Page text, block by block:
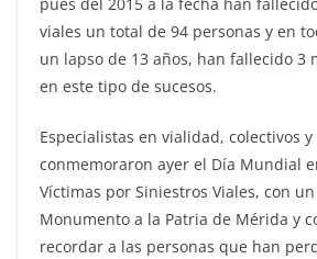
pues del 2015 a la fecha han
viales un total de 94 personas y en
un lapso de 13 años, han fallecido 3
en este tipo de sucesos.
Especialistas en vialidad, colectivos
conmemoraron ayer el Día Mundial
Víctimas por Siniestros Viales, con
Monumento a la Patria de Mérida y
recordar a las personas que han